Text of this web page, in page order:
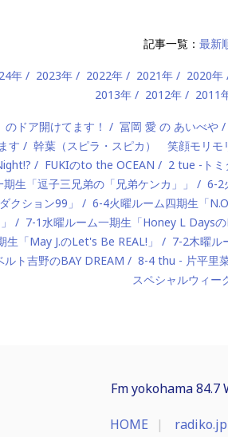
記事一覧： 最新
年 2023年 2022年 2021年 2020年
2013年
2012年 2011
ドア開けてます！ 冨岡 愛 の あいべや
す 幹葉（スピラ・スピカ） 笑顔モリ
FUKIのto the OCEAN 2 tue -トミ
生「逗子三兄弟の「兄弟ケンカ」」 6-2
クション99」
6-4火曜ルーム四期生「
7-1水曜ルーム一期生「Honey L Days
「May J.のLet's Be REAL!」
7-2木曜ル
ト吉野のBAY DREAM
8-4 thu - 片平里
スペシャルウィー
Fm yokohama 84.7
HOME radiko.jp